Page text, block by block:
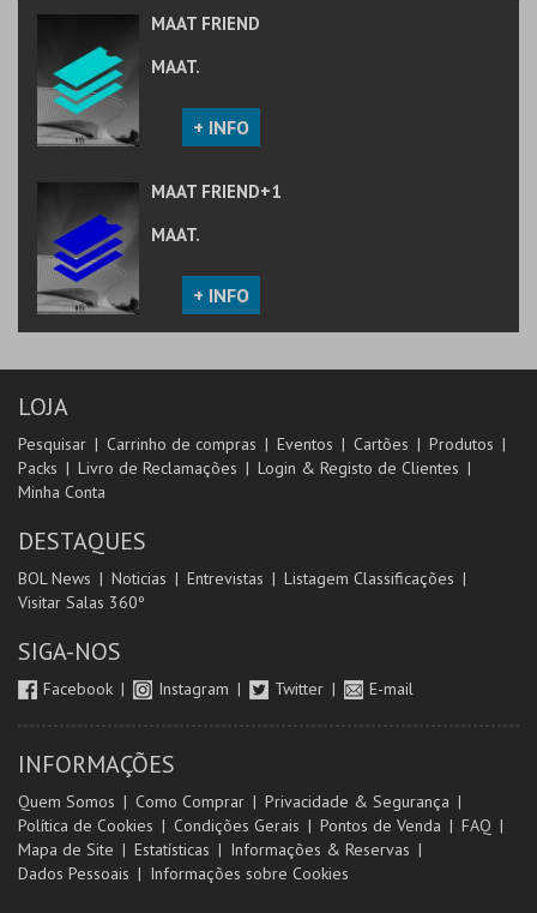
MAAT FRIEND
MAAT.
+ INFO
MAAT FRIEND+1
MAAT.
+ INFO
LOJA
Pesquisar Carrinho de compras Eventos Cartões
Produtos
Packs
Livro de Reclamações
Login & Registo de Clientes
Minha Conta
DESTAQUES
BOL News Noticias Entrevistas
Listagem Classificações
Visitar Salas 360º
SIGA-NOS
Facebook Instagram Twitter E-mail
INFORMAÇÕES
Quem Somos Como Comprar
Privacidade & Segurança
Política de Cookies
Condições Gerais Pontos de Venda
FAQ
Mapa de Site
Estatísticas
Informações & Reservas
Dados Pessoais
Informações sobre Cookies